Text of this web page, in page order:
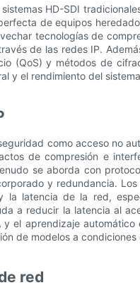
HD-SDI
de equipos
tecnologías de
de las redes IP.
(QoS) y métodos de
y el rendimiento del
como acceso no
de compresión e
se aborda con
y redundancia.
latencia de la red,
a reducir la latencia al
el aprendizaje
de modelos a
red